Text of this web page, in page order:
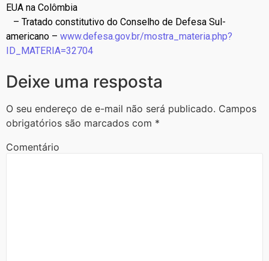
EUA na Colômbia
– Tratado constitutivo do Conselho de Defesa Sul-
americano – www.defesa.gov.br/mostra_materia.php?
ID_MATERIA=32704
Deixe uma resposta
O seu endereço de e-mail não será publicado. Campos
obrigatórios são marcados com *
Comentário